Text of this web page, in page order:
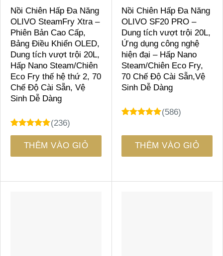
Nồi Chiên Hấp Đa Năng
OLIVO SteamFry Xtra –
Phiên Bản Cao Cấp,
Bảng Điều Khiển OLED,
Dung tích vượt trội 20L,
Hấp Nano Steam/Chiên
Eco Fry thế hệ thứ 2, 70
Chế Độ Cài Sẵn, Vệ
Sinh Dễ Dàng
4.98trên 5
dựa trên
23
đánh giá
(236)
THÊM VÀO GIỎ
Nồi Chiên Hấp Đa Năng
OLIVO SF20 PRO –
Dung tích vượt trội 20L,
Ứng dụng công nghệ
hiện đại – Hấp Nano
Steam/Chiên Eco Fry,
70 Chế Độ Cài Sẵn,Vệ
Sinh Dễ Dàng
đánh giá
(586)
THÊM VÀO GIỎ